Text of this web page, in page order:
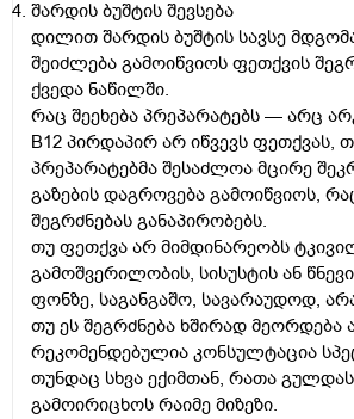
შარდის ბუშტის შევსება
დილით შარდის ბუშტის სავსე
შეიძლება გამოიწვიოს ფეთქვის
ქვედა ნაწილში.
რაც შეეხება პრეპარატებს — არც
B12 პირდაპირ არ იწვევს ფეთქვას,
პრეპარატებმა შესაძლოა მცირე
გაზების დაგროვება გამოიწვიოს,
შეგრძნებას განაპირობებს.
თუ ფეთქვა არ მიმდინარეობს
გამოშვერილობის, სისუსტის ან
ფონზე, საგანგაშო, სავარაუდოდ,
თუ ეს შეგრძნება ხშირად მეორდება
რეკომენდებულია კონსულტაცია
თუნდაც სხვა ექიმთან, რათა
გამოირიცხოს რაიმე მიზეზი.